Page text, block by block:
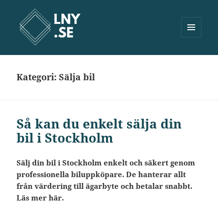
WIDGETS
Kategori:Sälja bil
Så kan du enkelt sälja din
bil i Stockholm
Sälj din bil i Stockholm enkelt och säkert genom
professionella biluppköpare. De hanterar allt
från värdering till ägarbyte och betalar snabbt.
Läs mer här.